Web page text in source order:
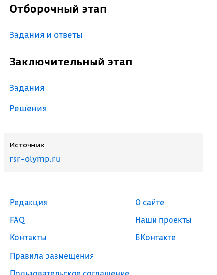
Отборочный этап
Задания и ответы
Заключительный этап
Задания
Решения
Источник
rsr-olymp.ru
Редакция
FAQ
Контакты
Правила размещения
Пользовательское соглашение
О сайте
Наши проекты
ВКонтакте